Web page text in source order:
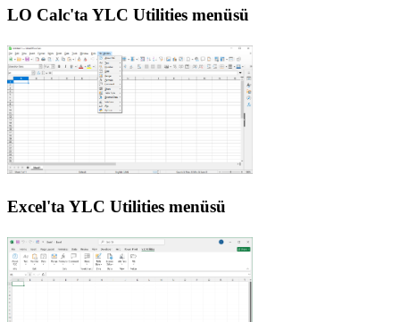
LO Calc'ta YLC Utilities menüsü
Excel'ta YLC Utilities menüsü